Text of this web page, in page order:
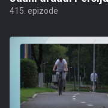
415. epizode